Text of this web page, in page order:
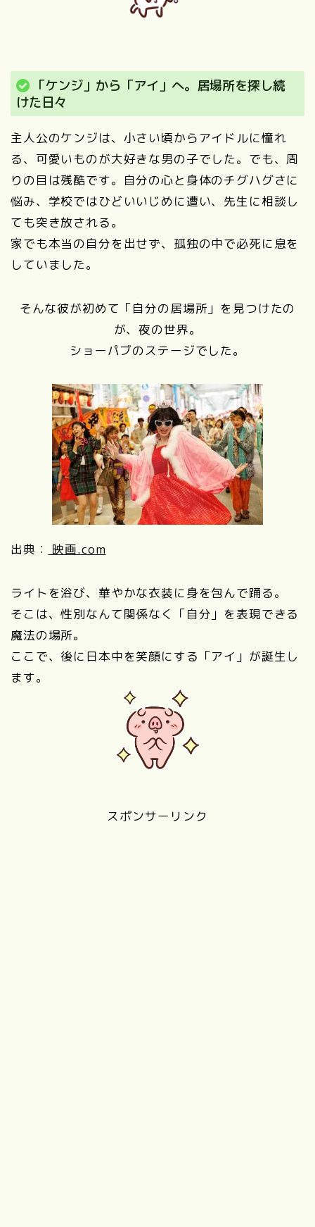
「ケンジ」から「アイ」へ。居場所を探し続
けた日々
主人公のケンジは、小さい頃からアイドルに憧れ
る、可愛いものが大好きな男の子でした。でも、周
りの目は残酷です。自分の心と身体のチグハグさに
悩み、学校ではひどいいじめに遭い、先生に相談し
ても突き放される。
家でも本当の自分を出せず、孤独の中で必死に息を
していました。
そんな彼が初めて「自分の居場所」を見つけたの
が、夜の世界。
ショーパブのステージでした。
出典： 映画.com
ライトを浴び、華やかな衣装に身を包んで踊る。
そこは、性別なんて関係なく「自分」を表現できる
魔法の場所。
ここで、後に日本中を笑顔にする「アイ」が誕生し
ます。
スポンサーリンク